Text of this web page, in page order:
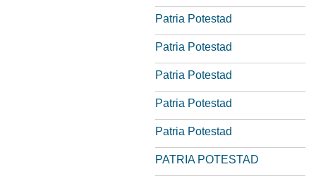
Patria Potestad
Patria Potestad
Patria Potestad
Patria Potestad
Patria Potestad
PATRIA POTESTAD